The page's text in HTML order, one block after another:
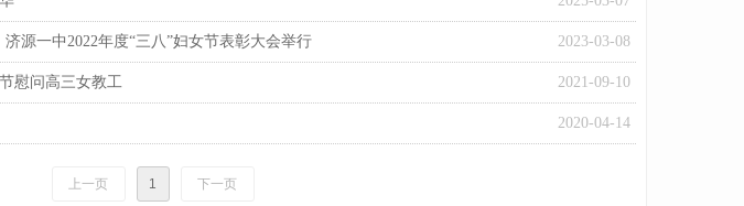
2023-03-08
源一中2022年度“三八”妇女节表彰大会举行
2021-09-10
慰问高三女教工
2020-04-14
上一页 1 下一页